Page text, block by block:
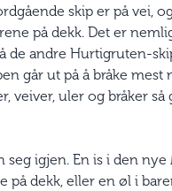
skip er på vei,
på dekk. Det er
de andre Hurtigruten-
går ut på å bråke mest
veiver, uler og bråker så
seg igjen. En is i den nye
på dekk, eller en øl i